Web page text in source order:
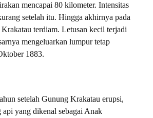
mencapai 80 kilometer. Intensitas
setelah itu. Hingga akhirnya pada
terdiam. Letusan kecil terjadi
mengeluarkan lumpur tetap
1883.
setelah Gunung Krakatau erupsi,
yang dikenal sebagai Anak